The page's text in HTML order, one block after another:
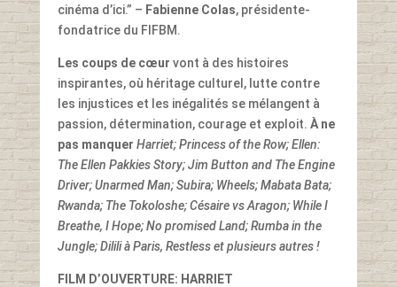
cinéma d’ici.” – Fabienne Colas, présidente-
fondatrice du FIFBM.
Les coups de cœur vont à des histoires
inspirantes, où héritage culturel, lutte contre
les injustices et les inégalités se mélangent à
passion, détermination, courage et exploit. À ne
pas manquer Harriet; Princess of the Row; Ellen:
The Ellen Pakkies Story; Jim Button and The Engine
Driver; Unarmed Man; Subira; Wheels; Mabata Bata;
Rwanda; The Tokoloshe; Césaire vs Aragon; While I
Breathe, I Hope; No promised Land; Rumba in the
Jungle; Dilili à Paris, Restless et plusieurs autres !
FILM D’OUVERTURE: HARRIET